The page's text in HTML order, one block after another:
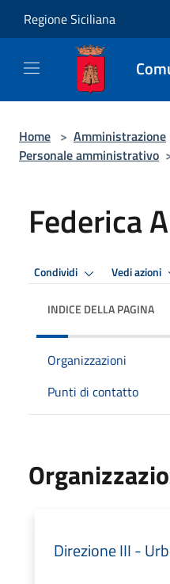
Regione Siciliana
Home > Amministrazione
Personale amministrativo
Federica
Condividi Vedi azioni
INDICE DELLA PAGINA
Organizzazioni
Punti di contatto
Direzione III -